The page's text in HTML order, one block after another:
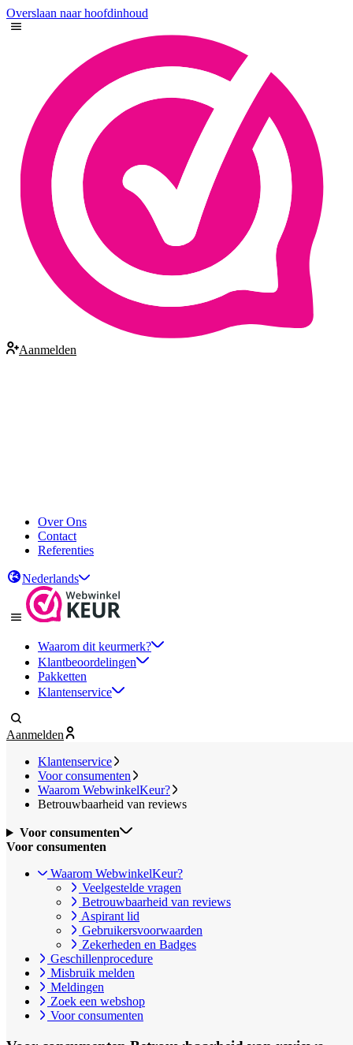
Overslaan naar hoofdinhoud
Aanmelden
Over Ons
Contact
Referenties
Nederlands
Waarom dit keurmerk?
Klantbeoordelingen
Pakketten
Klantenservice
Aanmelden
Klantenservice
Voor consumenten
Waarom WebwinkelKeur?
Betrouwbaarheid van reviews
Voor consumenten
Voor consumenten
Waarom WebwinkelKeur?
Veelgestelde vragen
Betrouwbaarheid van reviews
Aspirant lid
Gebruikersvoorwaarden
Zekerheden en Badges
Geschillenprocedure
Misbruik melden
Meldingen
Zoek een webshop
Voor consumenten